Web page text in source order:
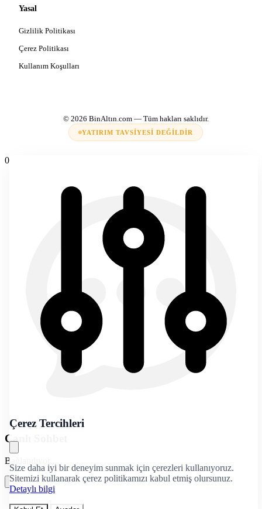
Yasal
Gizlilik Politikası
Çerez Politikası
Kullanım Koşulları
© 2026 BinAltın.com— Tüm hakları saklıdır.
YATIRIM TAVSIYESI DEĞILDIR
Çerez Tercihleri
Size daha iyi bir deneyim sunmak için çerezleri kullanıyoruz.
Sitemizi kullanarak çerez politikamızı kabul etmiş olursunuz.
Detaylı bilgi
0
Canlı Sohbet
Bağlanılıyor...